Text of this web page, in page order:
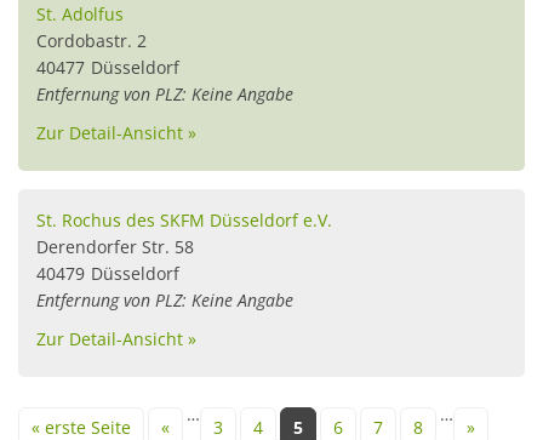
St. Adolfus
Cordobastr. 2
40477 Düsseldorf
Entfernung von PLZ: Keine Angabe
Zur Detail-Ansicht »
St. Rochus des SKFM Düsseldorf e.V.
Derendorfer Str. 58
40479 Düsseldorf
Entfernung von PLZ: Keine Angabe
Zur Detail-Ansicht »
« erste Seite «
…
3 4 5 6 7 8
…
»